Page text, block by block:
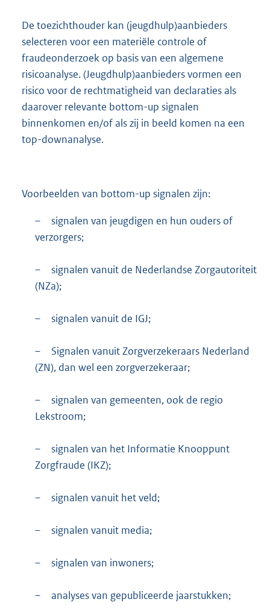
De toezichthouder kan (jeugdhulp)aanbieders
selecteren voor een materiële controle of
fraudeonderzoek op basis van een algemene
risicoanalyse. (Jeugdhulp)aanbieders vormen een
risico voor de rechtmatigheid van declaraties als
daarover relevante bottom-up signalen
binnenkomen en/of als zij in beeld komen na een
top-downanalyse.
Voorbeelden van bottom-up signalen zijn:
–
signalen van jeugdigen en hun ouders of
verzorgers;
–
signalen vanuit de Nederlandse Zorgautoriteit
(NZa);
– signalen vanuit de IGJ;
–
Signalen vanuit Zorgverzekeraars Nederland
(ZN), dan wel een zorgverzekeraar;
–
signalen van gemeenten, ook de regio
Lekstroom;
–
signalen van het Informatie Knooppunt
Zorgfraude (IKZ);
– signalen vanuit het veld;
– signalen vanuit media;
– signalen van inwoners;
– analyses van gepubliceerde jaarstukken;